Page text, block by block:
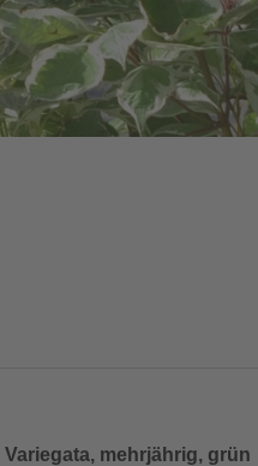
mehrjährig, grün